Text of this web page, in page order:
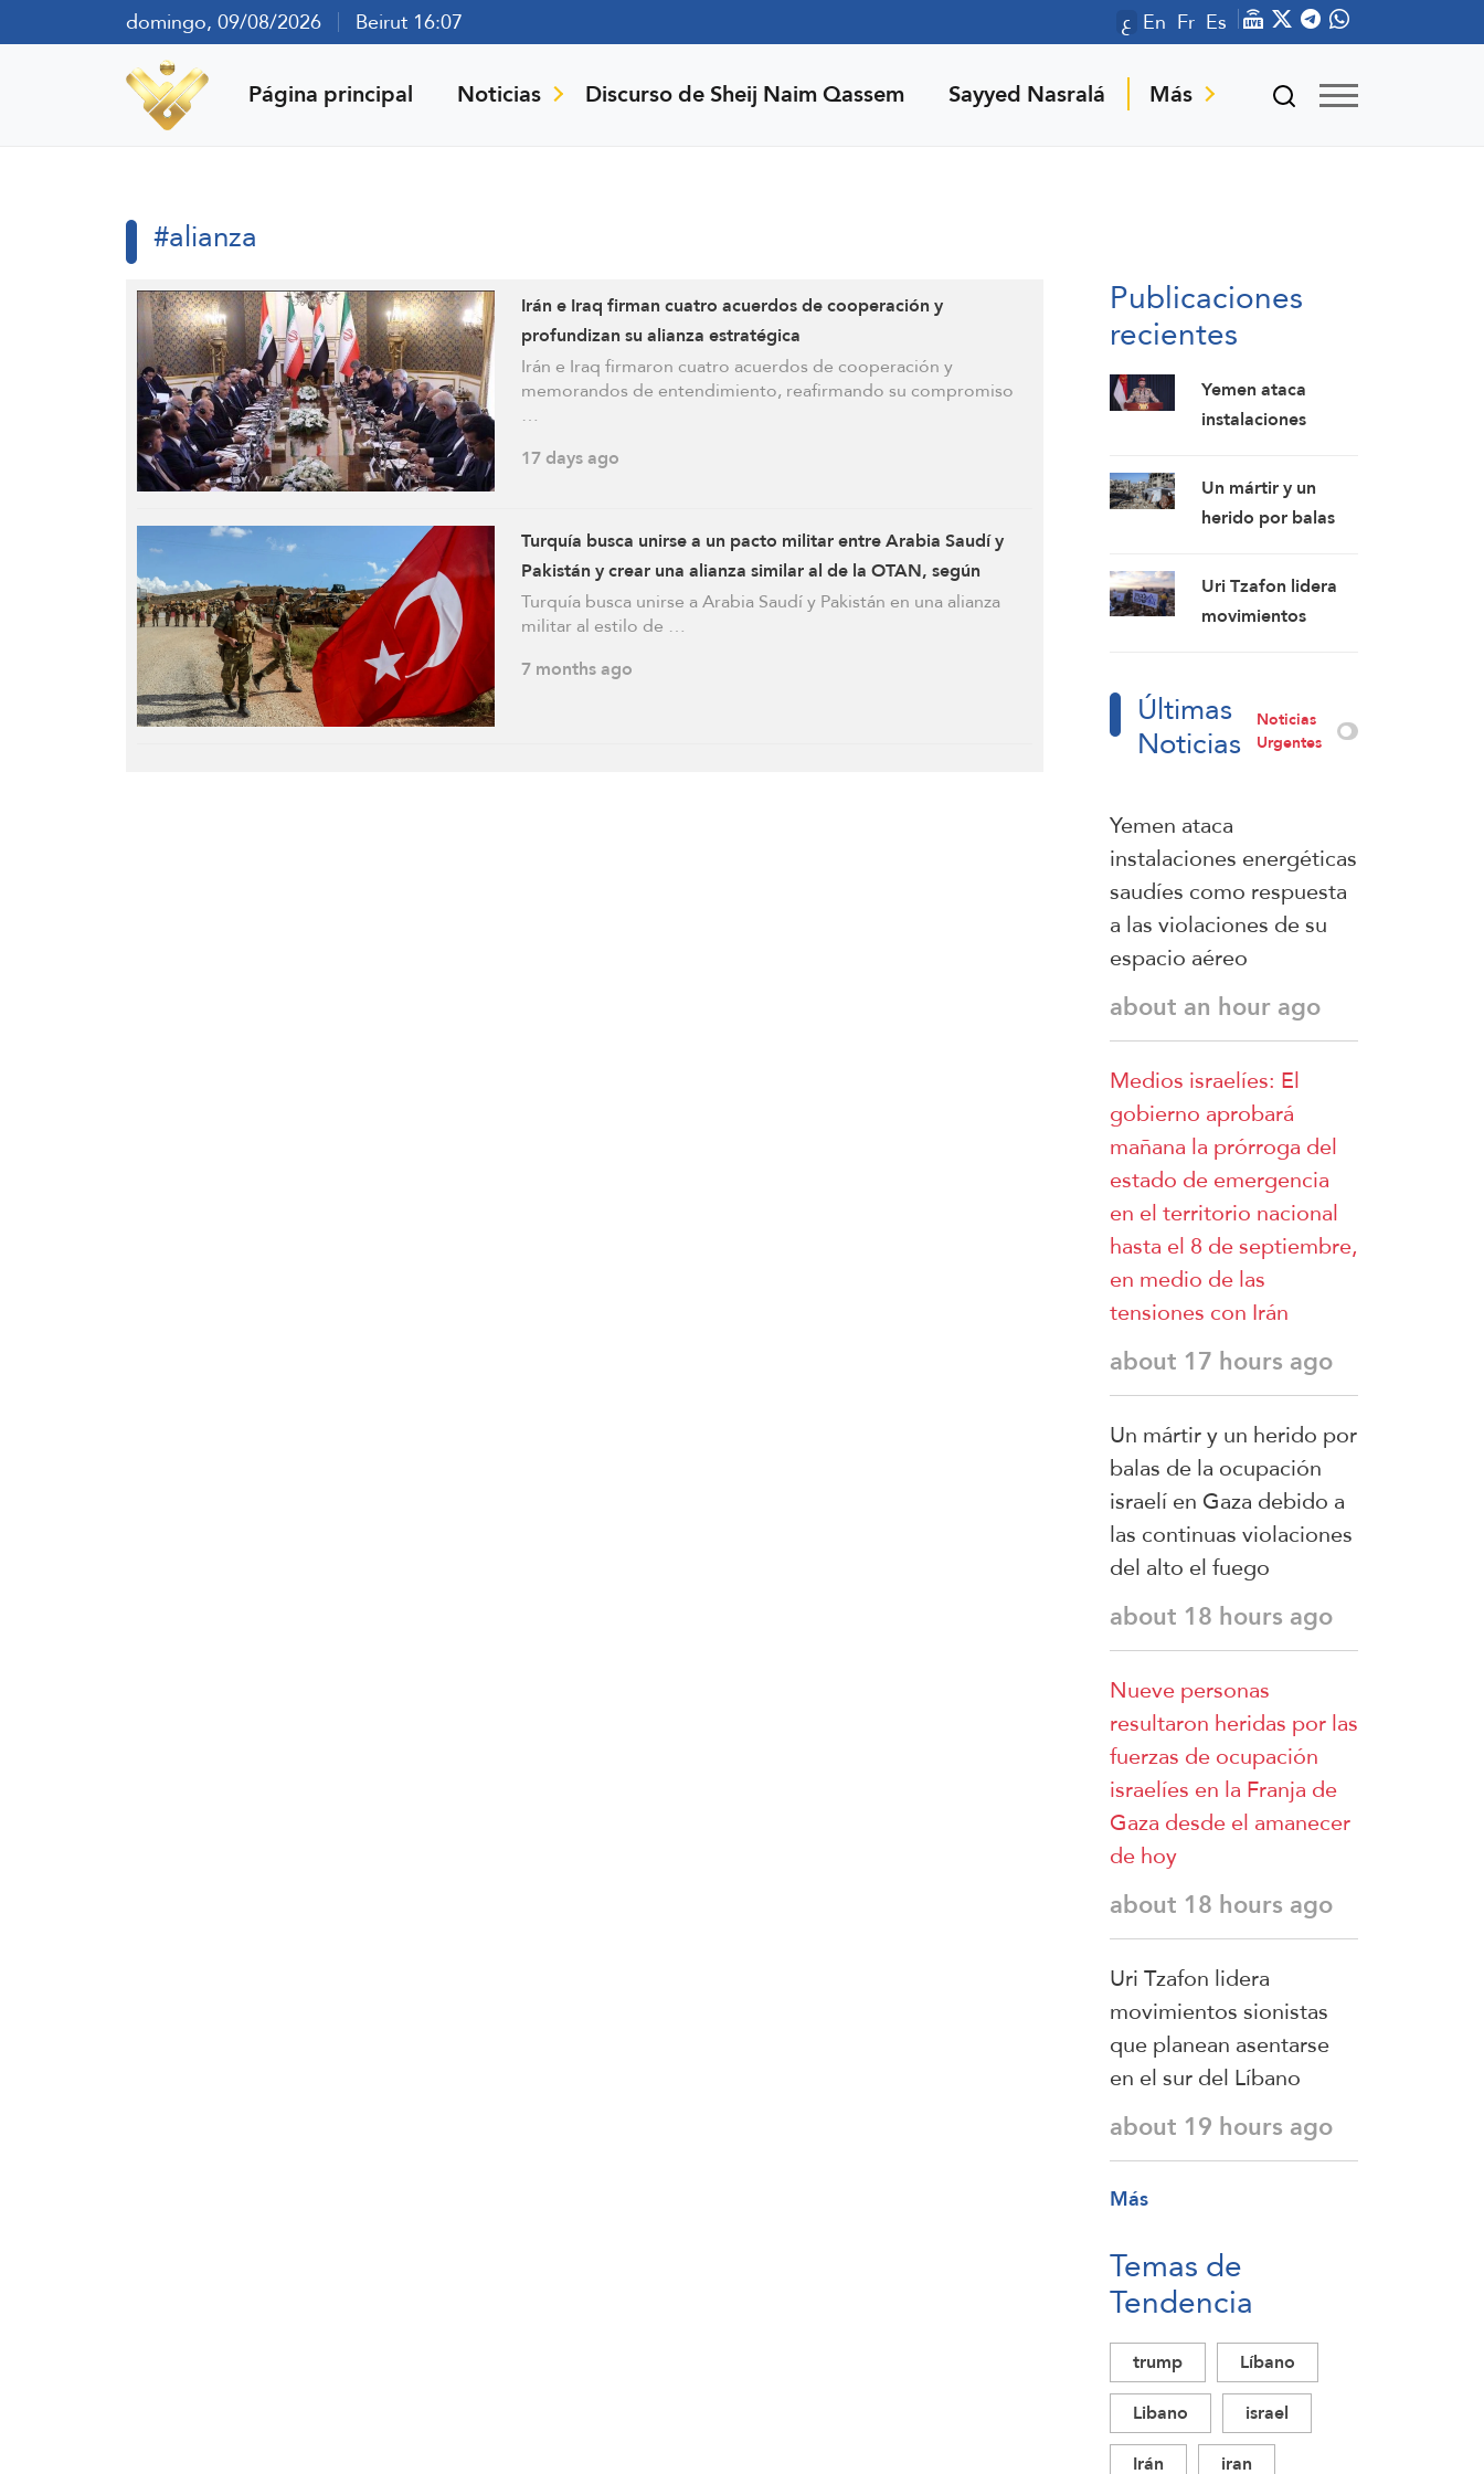
domingo, 09/08/2026 Beirut 16:07 ع En Fr Es
Página principal Noticias Discurso de Sheij Naim Qassem Sayyed Nasralá Más
#alianza
Irán e Iraq firman cuatro acuerdos de cooperación y
profundizan su alianza estratégica
Irán e Iraq firmaron cuatro acuerdos de cooperación y
memorandos de entendimiento, reafirmando su compromiso
…
17 days ago
Turquía busca unirse a un pacto militar entre Arabia Saudí y
Pakistán y crear una alianza similar al de la OTAN, según
informe
Turquía busca unirse a Arabia Saudí y Pakistán en una alianza
militar al estilo de …
7 months ago
Publicaciones
recientes
Yemen ataca
instalaciones
saudíes como
respuesta a las
violaciones de su
Un mártir y un
herido por balas
israelí en Gaza
debido a las
Uri Tzafon lidera
movimientos
en el sur del Líbano
Últimas
Noticias Noticias
Urgentes
Yemen ataca
instalaciones energéticas
saudíes como respuesta
a las violaciones de su
espacio aéreo
about an hour ago
Medios israelíes: El
gobierno aprobará
mañana la prórroga del
estado de emergencia
en el territorio nacional
hasta el 8 de septiembre,
en medio de las
tensiones con Irán
about 17 hours ago
Un mártir y un herido por
balas de la ocupación
israelí en Gaza debido a
las continuas violaciones
del alto el fuego
about 18 hours ago
Nueve personas
resultaron heridas por las
fuerzas de ocupación
israelíes en la Franja de
Gaza desde el amanecer
de hoy
about 18 hours ago
Uri Tzafon lidera
movimientos sionistas
que planean asentarse
en el sur del Líbano
about 19 hours ago
Más
Temas de
Tendencia
trump
Líbano
Libano
israel
Irán
iran